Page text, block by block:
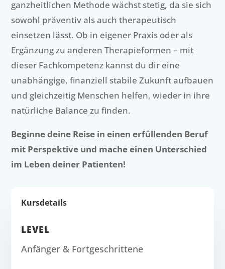
ganzheitlichen Methode wächst stetig, da sie sich
sowohl präventiv als auch therapeutisch
einsetzen lässt. Ob in eigener Praxis oder als
Ergänzung zu anderen Therapieformen – mit
dieser Fachkompetenz kannst du dir eine
unabhängige, finanziell stabile Zukunft aufbauen
und gleichzeitig Menschen helfen, wieder in ihre
natürliche Balance zu finden.
Beginne deine Reise in einen erfüllenden Beruf
mit Perspektive und mache einen Unterschied
im Leben deiner Patienten!
Kursdetails
LEVEL
Anfänger & Fortgeschrittene